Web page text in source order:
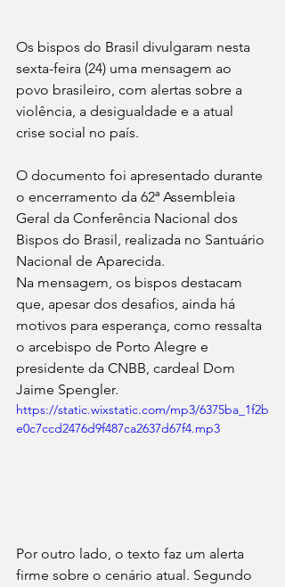
Os bispos do Brasil divulgaram nesta
sexta-feira (24) uma mensagem ao
povo brasileiro, com alertas sobre a
violência, a desigualdade e a atual
crise social no país.
O documento foi apresentado durante
o encerramento da 62ª Assembleia
Geral da Conferência Nacional dos
Bispos do Brasil, realizada no Santuário
Nacional de Aparecida.
Na mensagem, os bispos destacam
que, apesar dos desafios, ainda há
motivos para esperança, como ressalta
o arcebispo de Porto Alegre e
presidente da CNBB, cardeal Dom
Jaime Spengler.
https://static.wixstatic.com/mp3/6375ba_1f2b
e0c7ccd2476d9f487ca2637d67f4.mp3
Por outro lado, o texto faz um alerta
firme sobre o cenário atual. Segundo